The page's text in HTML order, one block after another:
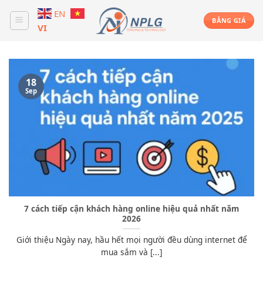
EN
VI
BẢNG GIÁ
7 cách tiếp cận khách hàng online hiệu quả nhất năm
2026
Giới thiệu Ngày nay, hầu hết mọi người đều dùng internet để
mua sắm và [...]
18
Sep